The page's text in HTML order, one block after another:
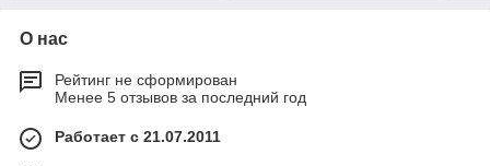
О нас
Рейтинг не сформирован
Менее 5 отзывов за последний год
Работает с 21.07.2011